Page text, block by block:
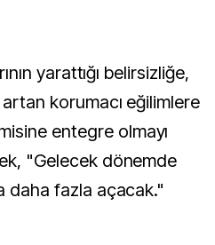
yarattığı belirsizliğe,
korumacı eğilimlere
entegre olmayı
"Gelecek dönemde
daha fazla açacak."